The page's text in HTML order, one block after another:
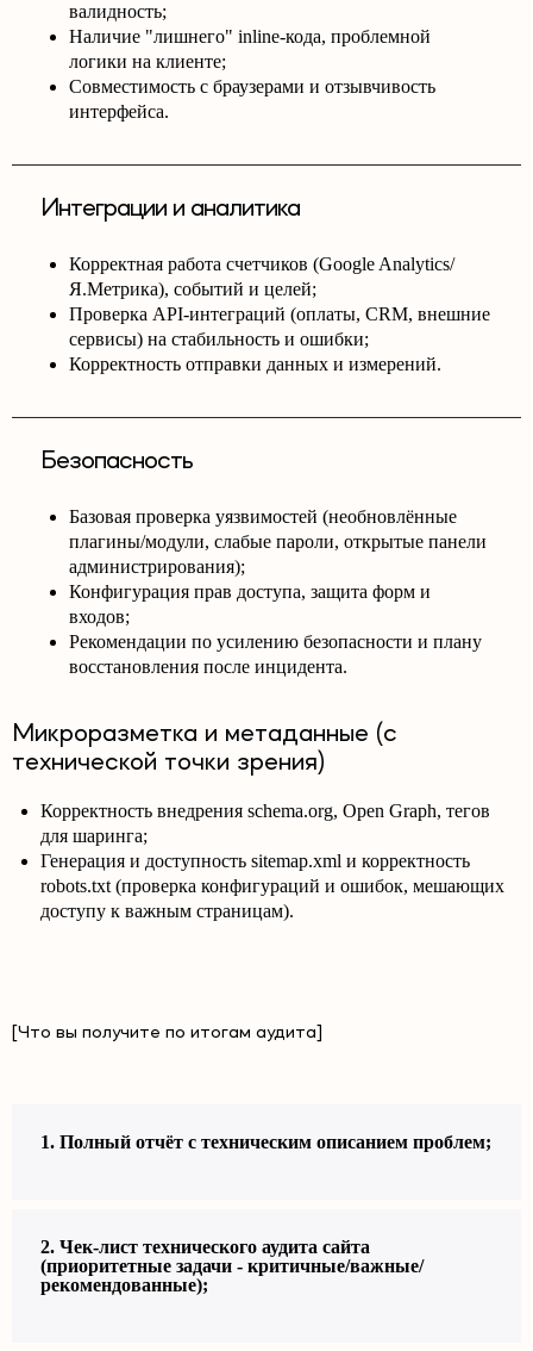
валидность;
Наличие "лишнего" inline-кода, проблемной
логики на клиенте;
Совместимость с браузерами и отзывчивость
интерфейса.
Интеграции и аналитика
Корректная работа счетчиков (Google Analytics/
Я.Метрика), событий и целей;
Проверка API-интеграций (оплаты, CRM, внешние
сервисы) на стабильность и ошибки;
Корректность отправки данных и измерений.
Безопасность
Базовая проверка уязвимостей (необновлённые
плагины/модули, слабые пароли, открытые панели
администрирования);
Конфигурация прав доступа, защита форм и
входов;
Рекомендации по усилению безопасности и плану
восстановления после инцидента.
Микроразметка и метаданные (с
технической точки зрения)
Корректность внедрения schema.org, Open Graph, тегов
для шаринга;
Генерация и доступность sitemap.xml и корректность
robots.txt (проверка конфигураций и ошибок, мешающих
доступу к важным страницам).
[Что вы получите по итогам аудита]
1. Полный отчёт с техническим описанием проблем;
2. Чек-лист технического аудита сайта
(приоритетные задачи - критичные/важные/
рекомендованные);